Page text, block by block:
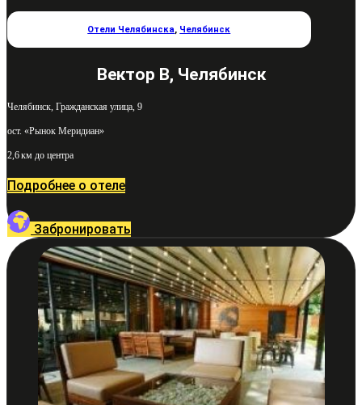
Отели Челябинска, Челябинск
Вектор В, Челябинск
Челябинск, Гражданская улица, 9
ост. «Рынок Меридиан»
2,6 км до центра
Подробнее о отеле
Забронировать